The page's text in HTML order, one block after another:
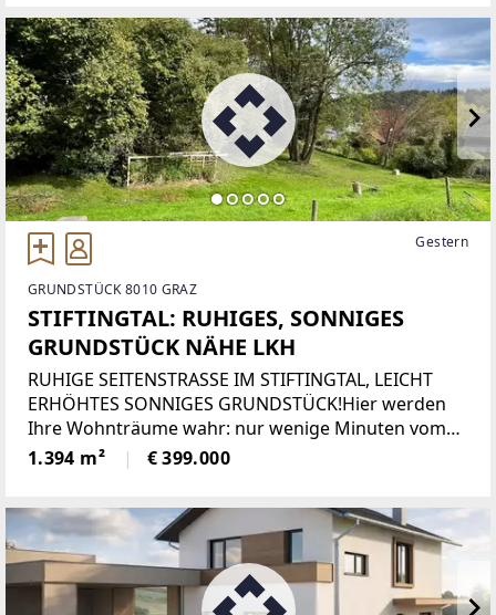
Gestern
GRUNDSTÜCK 8010 GRAZ
STIFTINGTAL: RUHIGES, SONNIGES
GRUNDSTÜCK NÄHE LKH
RUHIGE SEITENSTRASSE IM STIFTINGTAL, LEICHT
ERHÖHTES SONNIGES GRUNDSTÜCK!Hier werden
Ihre Wohnträume wahr: nur wenige Minuten vom
LKH entfernt, liegt dieses schöne Grundstück leicht
erhöht im Stiftingtal. Ganztagessonne, alter
1.394 m² € 399.000